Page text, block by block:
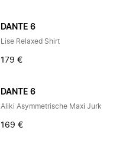
DANTE 6
Lise Relaxed Shirt
179 €
DANTE 6
Aliki Asymmetrische Maxi Jurk
169 €